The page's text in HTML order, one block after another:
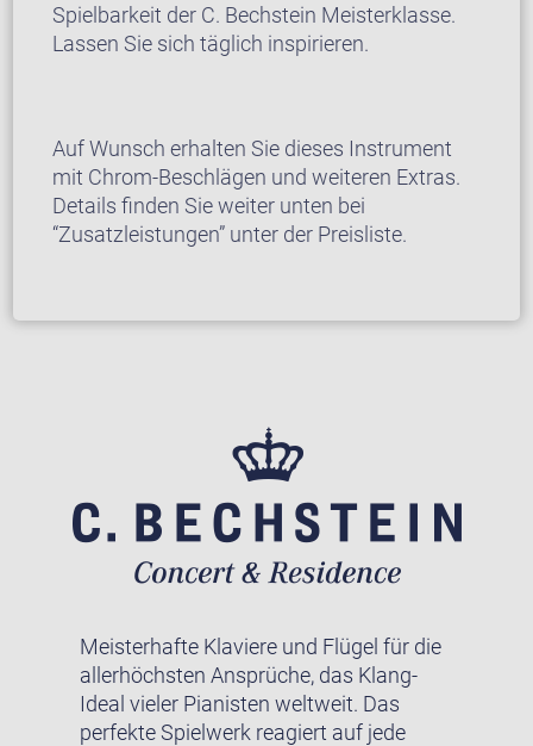
Spielbarkeit der C. Bechstein Meisterklasse.
Lassen Sie sich täglich inspirieren.
Auf Wunsch erhalten Sie dieses Instrument
mit Chrom-Beschlägen und weiteren Extras.
Details finden Sie weiter unten bei
“Zusatzleistungen” unter der Preisliste.
Meisterhafte Klaviere und Flügel für die
allerhöchsten Ansprüche, das Klang-
Ideal vieler Pianisten weltweit. Das
perfekte Spielwerk reagiert auf jede